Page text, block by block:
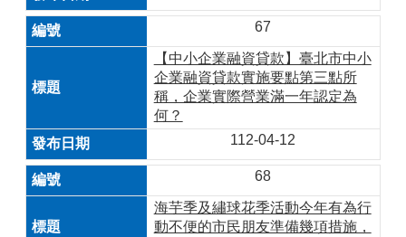
67
【中小企業融資貸款】臺北市中小
企業融資貸款實施要點第三點所
稱，企業實際營業滿一年認定為
何？
112-04-12
68
海芋季及繡球花季活動今年有為行
動不便的市民朋友準備幾項措施，